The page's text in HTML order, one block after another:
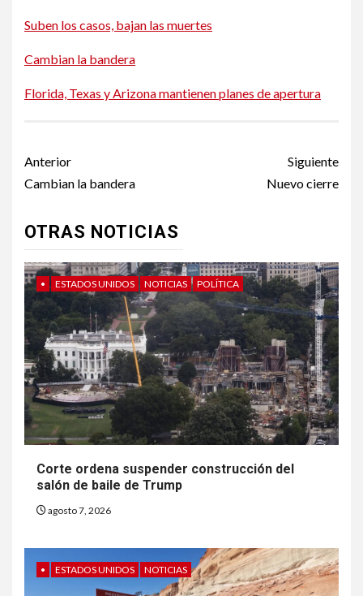
Suben los casos, bajan las muertes
Cambian la bandera
Florida, Texas y Arizona mantienen planes de apertura
Post
navigation
Anterior
Cambian la bandera
Siguiente
Nuevo cierre
OTRAS NOTICIAS
• ESTADOS UNIDOS NOTICIAS POLÍTICA
Corte ordena suspender construcción del
salón de baile de Trump
agosto 7, 2026
• ESTADOS UNIDOS NOTICIAS